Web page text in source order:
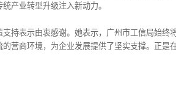
产业转型升级注入新动力。
持表示由衷感谢。她表示，广州市工信局始终
营商环境，为企业发展提供了坚实支撑。正是